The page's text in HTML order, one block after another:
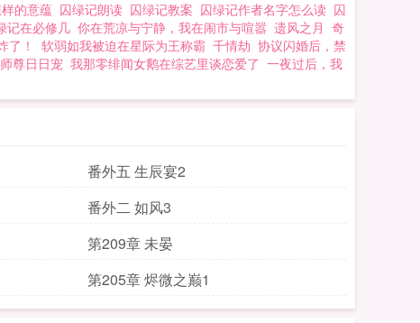
的意蕴 囚绿记朗读 囚绿记教案 囚绿记作者名字怎么读 囚
记在必修几 你在荒凉与宁静，我在闹市与喧嚣 遗风之月 奇
了！ 软弱如我被迫在星际为王称霸 千情劫 协议闪婚后，禁
尊日日宠 我那零绯闻女鹅在综艺里谈恋爱了 一夜过后，我
番外五 生辰宴2
番外二 如风3
第209章 未晏
第205章 烬微之巅1